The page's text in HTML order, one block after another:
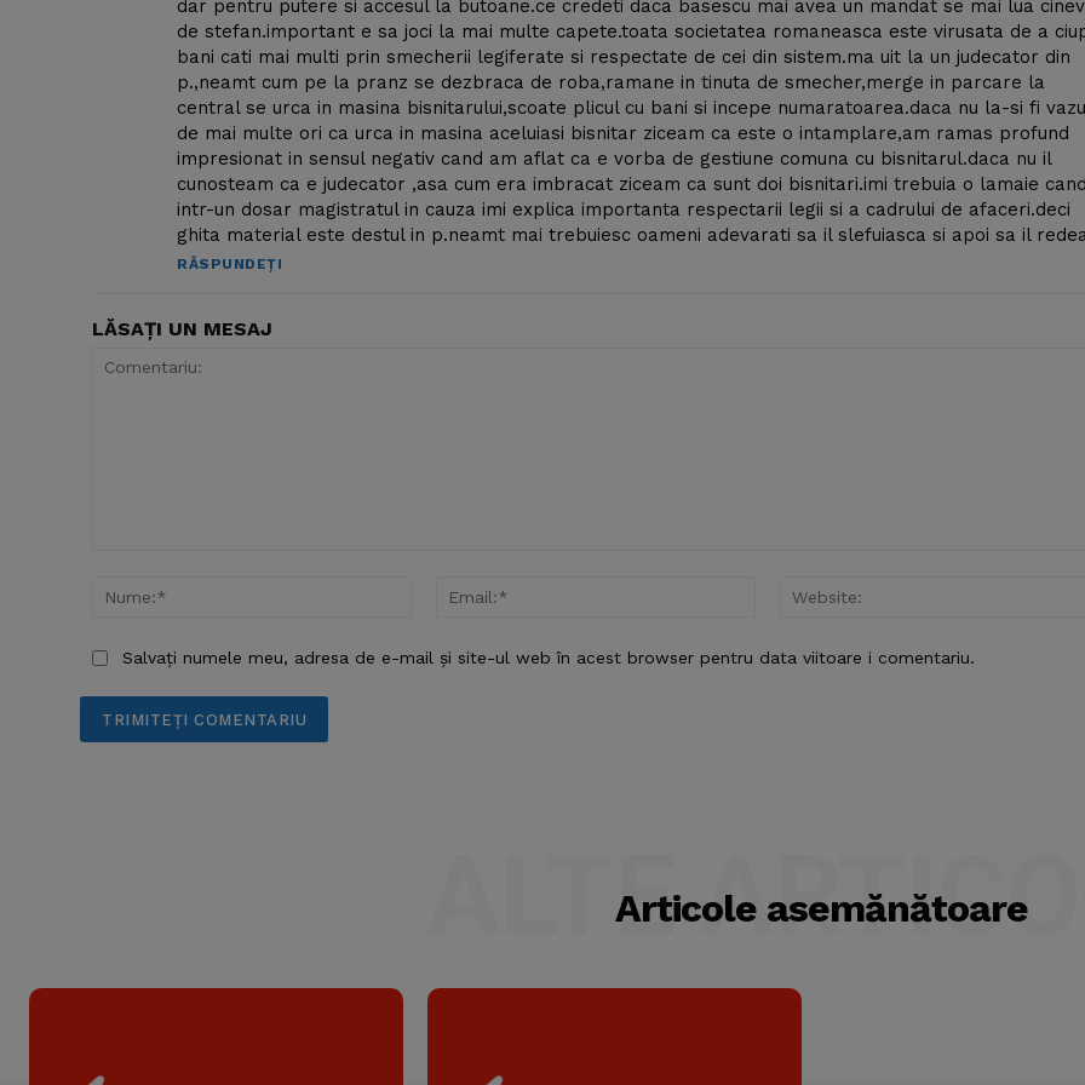
dar pentru putere si accesul la butoane.ce credeti daca basescu mai avea un mandat se mai lua
de stefan.important e sa joci la mai multe capete.toata societatea romaneasca este virusata de a
bani cati mai multi prin smecherii legiferate si respectate de cei din sistem.ma uit la un judecator din
p.,neamt cum pe la pranz se dezbraca de roba,ramane in tinuta de smecher,merge in parcare la
central se urca in masina bisnitarului,scoate plicul cu bani si incepe numaratoarea.daca nu la-si fi
de mai multe ori ca urca in masina aceluiasi bisnitar ziceam ca este o intamplare,am ramas profund
impresionat in sensul negativ cand am aflat ca e vorba de gestiune comuna cu bisnitarul.daca nu il
cunosteam ca e judecator ,asa cum era imbracat ziceam ca sunt doi bisnitari.imi trebuia o lamaie
intr-un dosar magistratul in cauza imi explica importanta respectarii legii si a cadrului de afaceri.deci
ghita material este destul in p.neamt mai trebuiesc oameni adevarati sa il slefuiasca si apoi sa il
RĂSPUNDEȚI
LĂSAȚI UN MESAJ
Nume:*
Email:*
Salvați numele meu, adresa de e-mail și site-ul web în acest browser pentru data viitoare i comentariu.
Articole asemănătoare
ALTE